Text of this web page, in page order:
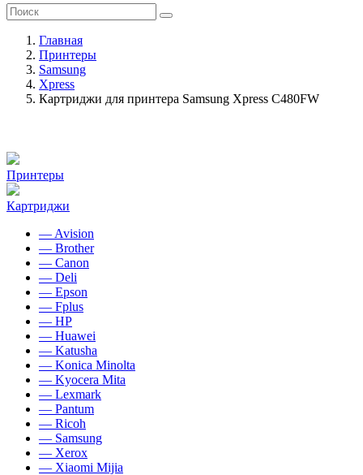
Главная
Принтеры
Samsung
Xpress
Картриджи для принтера Samsung Xpress C480FW
Принтеры
Картриджи
— Avision
— Brother
— Canon
— Deli
— Epson
— Fplus
— HP
— Huawei
— Katusha
— Konica Minolta
— Kyocera Mita
— Lexmark
— Pantum
— Ricoh
— Samsung
— Xerox
— Xiaomi Mijia